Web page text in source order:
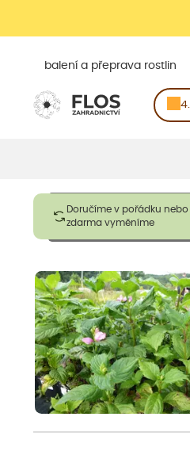
balení a přeprava rostlin
Doručíme v pořádku nebo
zdarma vyměníme
Obrázky slouží pouze pro
opadavé rostliny